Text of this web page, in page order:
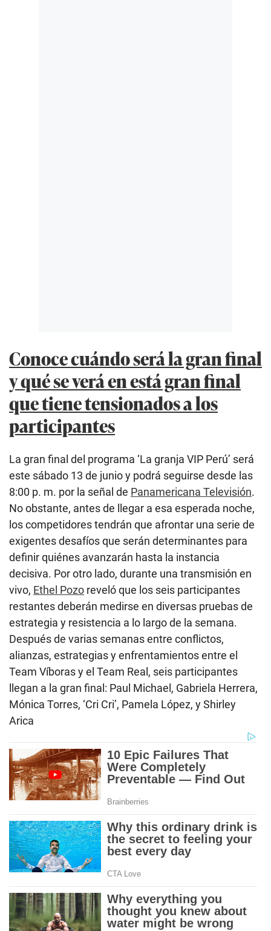
Conoce cuándo será la gran final
y qué se verá en está gran final
que tiene tensionados a los
participantes
La gran final del programa ‘La granja VIP Perú’ será
este sábado 13 de junio y podrá seguirse desde las
8:00 p. m. por la señal de Panamericana Televisión.
No obstante, antes de llegar a esa esperada noche,
los competidores tendrán que afrontar una serie de
exigentes desafíos que serán determinantes para
definir quiénes avanzarán hasta la instancia
decisiva. Por otro lado, durante una transmisión en
vivo, Ethel Pozo reveló que los seis participantes
restantes deberán medirse en diversas pruebas de
estrategia y resistencia a lo largo de la semana.
Después de varias semanas entre conflictos,
alianzas, estrategias y enfrentamientos entre el
Team Víboras y el Team Real, seis participantes
llegan a la gran final: Paul Michael, Gabriela Herrera,
Mónica Torres, ‘Cri Cri’, Pamela López, y Shirley
Arica